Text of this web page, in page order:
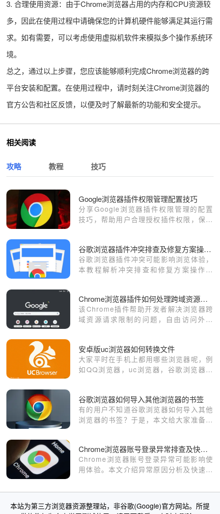
3. 合理使用资源：由于Chrome浏览器占用的内存和CPU资源较
多，因此在使用过程中请确保您的计算机硬件能够满足其运行需
求。如有需要，可以考虑使用虚拟机软件来模拟多个操作系统环
境。
总之，通过以上步骤，您应该能够顺利完成Chrome浏览器的跨
平台安装和配置。在使用过程中，请时刻关注Chrome浏览器的
官方公告和社区反馈，以便及时了解最新的功能和安全提示。
相关阅读
攻略 教程 技巧
Google浏览器插件权限管理配置技巧
分享Google浏览器插件权限管理的配置
技巧，帮助用户合理授权插件权限，保障
谷歌浏览器插件冲突排查及修复方案操作指南
谷歌浏览器插件冲突可能影响浏览体验，
本教程解析冲突排查和修复方案操作流
Chrome浏览器插件如何处理跨域资源请求限制
该Chrome插件帮助开发者解决浏览器跨
域资源请求限制的问题，自由访问外部
安卓版uc浏览器如何转换文件
大家平时在手机上都用哪些浏览器呢，例
如QQ浏览器，uc浏览器，谷歌浏览器还
查资料，看新闻等等，小编经常使用的uc
浏览器推荐给大家，今天就为大家介绍下
安卓版uc浏览器如何转换文件，加密文件
谷歌浏览器如何导入其他浏览器的书签
有的用户不知道谷歌浏览器如何导入其他
浏览器的书签？于是，本文给大家准备了
Chrome浏览器账号登录异常排查及快速修复技巧
Chrome浏览器账号登录异常可能影响使
用体验。本文介绍异常原因分析及快速修
本站为第三方浏览器资源整理站，非谷歌(Google)官方网站。所提